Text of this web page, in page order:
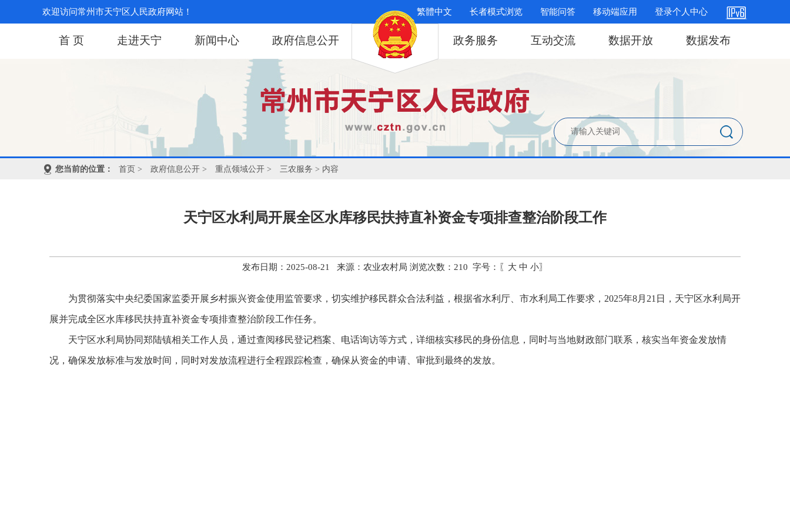
欢迎访问常州市天宁区人民政府网站！ 繁體中文 长者模式浏览 智能问答 移动端应用 登录个人中心
首 页 走进天宁 新闻中心 政府信息公开 政务服务 互动交流 数据开放 数据发布
您当前的位置： 首页 > 政府信息公开 > 重点领域公开 > 三农服务 > 内容
天宁区水利局开展全区水库移民扶持直补资金专项排查整治阶段工作
发布日期：2025-08-21 来源：农业农村局 浏览次数： 210 字号：〖 大 中 小〗
为贯彻落实中央纪委国家监委开展乡村振兴资金使用监管要求，切实维护移民群众合法利益，根据省水利厅、市水利局工作要求， 2025年8月 21 日， 天宁区水利局开
展并完成全区水库移民扶持直补资金专项排查整治阶段工作任务。
天宁区水利局协同郑陆镇相关工作人员，通过查阅移民登记档案、电话询访等方式，详细核实移民的身份信息，同时与当地财政部门联系，核实当年资金发放情
况，确保发放标准与发放时间，同时对发放流程进行全程跟踪检查，确保从资金的申请、审批到最终的发放。